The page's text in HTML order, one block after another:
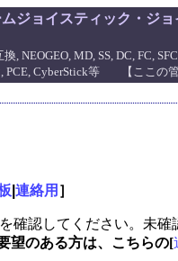
ジョイスティック・ジ
, NEOGEO, MD, SS, DC, FC,
PCE, CyberStick等 【ここの
連絡用 ］
認してください。未確
望のある方は、こちらの[